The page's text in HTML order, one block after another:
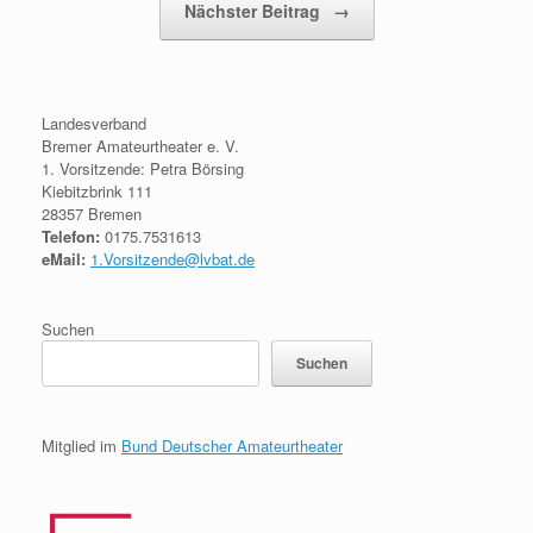
Nächster Beitrag →
Landesverband
Bremer Amateurtheater e. V.
1. Vorsitzende: Petra Börsing
Kiebitzbrink 111
28357 Bremen
Telefon: 0175.7531613
eMail: 1.Vorsitzende@lvbat.de
Suchen
Suchen
Mitglied im Bund Deutscher Amateurtheater